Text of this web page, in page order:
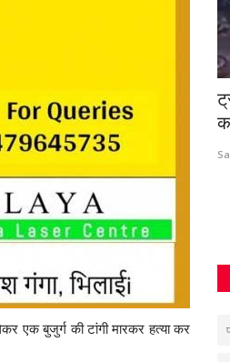
एक बुजुर्ग की टांगी मारकर हत्या कर
पति-पत्नी की मौत, 4 साल
2026 0 324